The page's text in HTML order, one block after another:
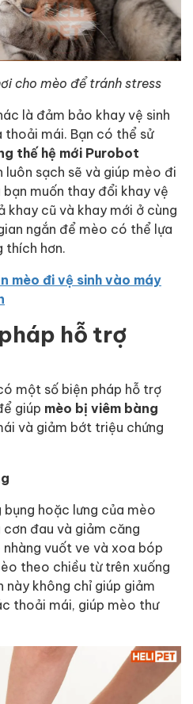
cho mèo để tránh stress
là đảm bảo khay vệ sinh
thoải mái. Bạn có thể sử
thế hệ mới Purobot
luôn sạch sẽ và giúp mèo đi
bạn muốn thay đổi khay vệ
khay cũ và khay mới ở cùng
ngắn để mèo có thể lựa
thích hơn.
mèo đi vệ sinh vào máy
hỗ trợ
một số biện pháp hỗ trợ
giúp mèo bị viêm bàng
và giảm bớt triệu chứng
bụng hoặc lưng của mèo
đau và giảm căng
vuốt ve và xoa bóp
theo chiều từ trên xuống
này không chỉ giúp giảm
thoải mái, giúp mèo thư